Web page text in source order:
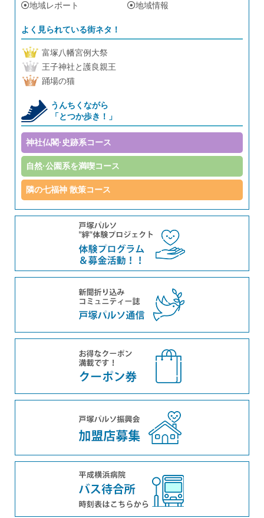
地域レポート
地域情報
よく見られている街ネタ！
富塚八幡宮例大祭
王子神社と護良親王
踊場の猫
うんちくながら
「とつか歩き！」
神社仏閣·史跡系コース
自然·公園系を満喫コース
隣の七福神 散策コース